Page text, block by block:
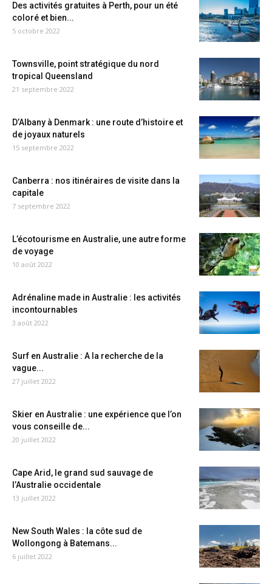
Des activités gratuites à Perth, pour un été
coloré et bien...
5 octobre 2022
Townsville, point stratégique du nord
tropical Queensland
21 septembre 2022
D’Albany à Denmark : une route d’histoire et
de joyaux naturels
15 septembre 2022
Canberra : nos itinéraires de visite dans la
capitale
7 septembre 2022
L’écotourisme en Australie, une autre forme
de voyage
10 août 2022
Adrénaline made in Australie : les activités
incontournables
3 août 2022
Surf en Australie : A la recherche de la
vague...
27 juillet 2022
Skier en Australie : une expérience que l’on
vous conseille de...
20 juillet 2022
Cape Arid, le grand sud sauvage de
l’Australie occidentale
13 juillet 2022
New South Wales : la côte sud de
Wollongong à Batemans...
6 juillet 2022